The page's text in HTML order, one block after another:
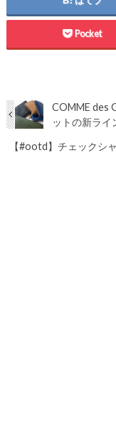
Pocket
COMME des
ットの新ライ
【#ootd】チェックシ